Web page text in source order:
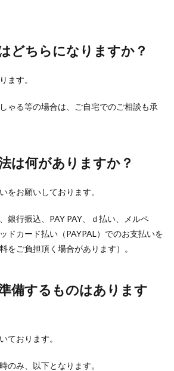
どちらになりますか？
ます。
ゃる等の場合は、ご自宅でのご相談も承
は何がありますか？
をお願いしております。
銀行振込、PAY PAY、ｄ払い、メルペ
ドカード払い（PAYPAL）でのお支払いを
をご負担頂く場合があります）。
備するものはあります
ております。
のみ、以下となります。